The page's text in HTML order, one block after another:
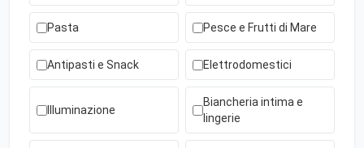
Pasta Pesce e Frutti di Mare
Antipasti e Snack Elettrodomestici
Illuminazione
Biancheria intima e
lingerie